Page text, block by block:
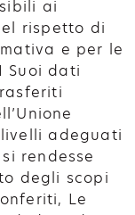
ai
rispetto di
e per le
Suoi dati
adeguati
rendesse
degli scopi
Le